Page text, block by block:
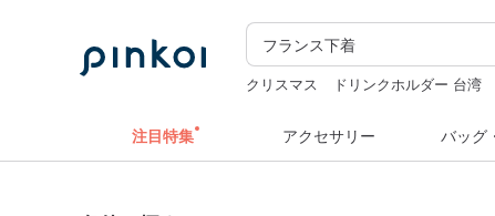
クリスマス ドリンクホルダー 台湾
注目特集 アクセサリー バッグ